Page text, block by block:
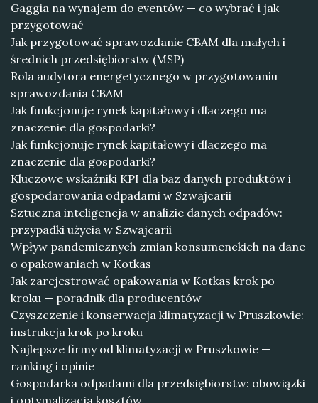
Gaggia na wynajem do eventów — co wybrać i jak
przygotować
Jak przygotować sprawozdanie CBAM dla małych i
średnich przedsiębiorstw (MSP)
Rola audytora energetycznego w przygotowaniu
sprawozdania CBAM
Jak funkcjonuje rynek kapitałowy i dlaczego ma
znaczenie dla gospodarki?
Jak funkcjonuje rynek kapitałowy i dlaczego ma
znaczenie dla gospodarki?
Kluczowe wskaźniki KPI dla baz danych produktów i
gospodarowania odpadami w Szwajcarii
Sztuczna inteligencja w analizie danych odpadów:
przypadki użycia w Szwajcarii
Wpływ pandemicznych zmian konsumenckich na dane
o opakowaniach w Kotkas
Jak zarejestrować opakowania w Kotkas krok po
kroku — poradnik dla producentów
Czyszczenie i konserwacja klimatyzacji w Pruszkowie:
instrukcja krok po kroku
Najlepsze firmy od klimatyzacji w Pruszkowie —
ranking i opinie
Gospodarka odpadami dla przedsiębiorstw: obowiązki
i optymalizacja kosztów